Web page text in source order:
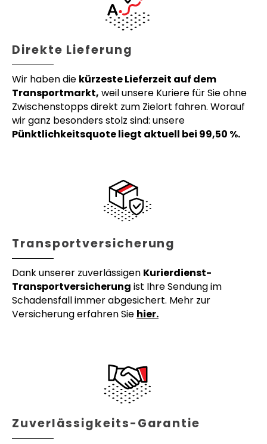
Direkte Lieferung
Wir haben die kürzeste Lieferzeit auf dem
Transportmarkt, weil unsere Kuriere für Sie ohne
Zwischenstopps direkt zum Zielort fahren. Worauf
wir ganz besonders stolz sind: unsere
Pünktlichkeitsquote liegt aktuell bei 99,50 %.
Transportversicherung
Dank unserer zuverlässigen Kurierdienst-
Transportversicherung ist Ihre Sendung im
Schadensfall immer abgesichert. Mehr zur
Versicherung erfahren Sie hier.
Zuverlässigkeits-Garantie